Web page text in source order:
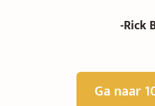
-Rick
Ga naar